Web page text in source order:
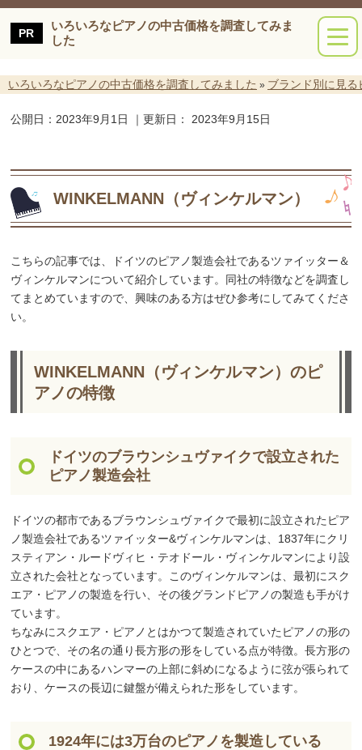
いろいろなピアノの中古価格を調査してみま
した
いろいろなピアノの中古価格を調査してみました » ブランド別に見
公開日： 2023年9月1日 ｜更新日： 2023年9月15日
WINKELMANN（ヴィンケルマン）
こちらの記事では、ドイツのピアノ製造会社であるツァイッター＆
ヴィンケルマンについて紹介しています。同社の特徴などを調査し
てまとめていますので、興味のある方はぜひ参考にしてみてくださ
い。
WINKELMANN（ヴィンケルマン）のピ
アノの特徴
ドイツのブラウンシュヴァイクで設立された
ピアノ製造会社
ドイツの都市であるブラウンシュヴァイクで最初に設立されたピア
ノ製造会社であるツァイッター&ヴィンケルマンは、1837年にクリ
スティアン・ルードヴィヒ・テオドール・ヴィンケルマンにより設
立された会社となっています。このヴィンケルマンは、最初にスク
エア・ピアノの製造を行い、その後グランドピアノの製造も手がけ
ています。
ちなみにスクエア・ピアノとはかつて製造されていたピアノの形の
ひとつで、その名の通り長方形の形をしている点が特徴。長方形の
ケースの中にあるハンマーの上部に斜めになるように弦が張られて
おり、ケースの長辺に鍵盤が備えられた形をしています。
1924年には3万台のピアノを製造している